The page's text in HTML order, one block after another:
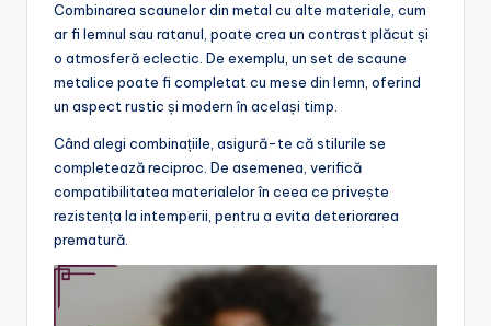
Combinarea scaunelor din metal cu alte materiale, cum
ar fi lemnul sau ratanul, poate crea un contrast plăcut și
o atmosferă eclectic. De exemplu, un set de scaune
metalice poate fi completat cu mese din lemn, oferind
un aspect rustic și modern în același timp.
Când alegi combinațiile, asigură-te că stilurile se
completează reciproc. De asemenea, verifică
compatibilitatea materialelor în ceea ce privește
rezistența la intemperii, pentru a evita deteriorarea
prematură.